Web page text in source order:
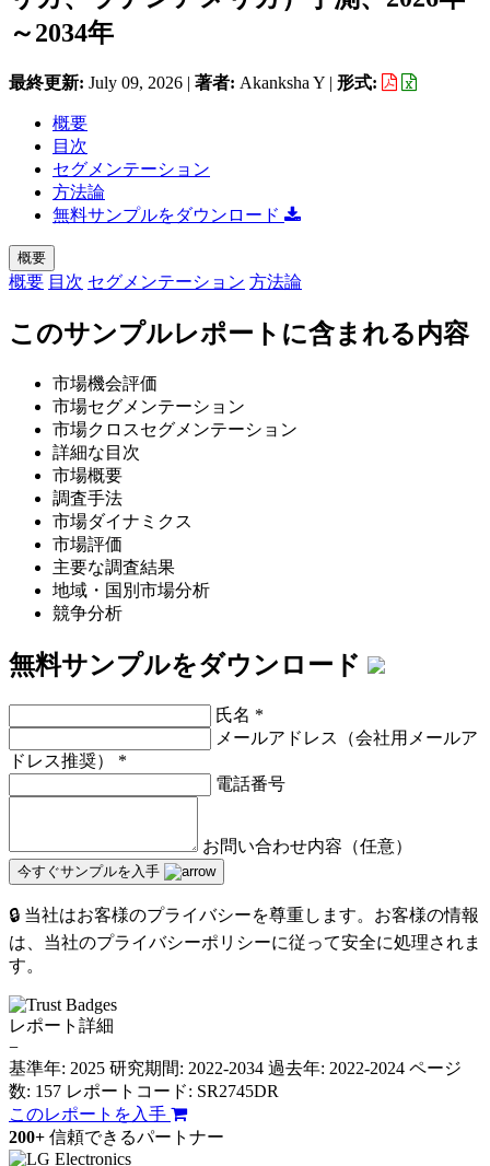
～2034年
最終更新: July 09, 2026 | 著者: Akanksha Y | 形式:
概要
目次
セグメンテーション
方法論
無料サンプルをダウンロード
概要
概要 目次 セグメンテーション 方法論
このサンプルレポートに含まれる内容
市場機会評価
市場セグメンテーション
市場クロスセグメンテーション
詳細な目次
市場概要
調査手法
市場ダイナミクス
市場評価
主要な調査結果
地域・国別市場分析
競争分析
無料サンプルをダウンロード
氏名 *
メールアドレス（会社用メールア
ドレス推奨） *
電話番号
お問い合わせ内容（任意）
今すぐサンプルを入手
🔒 当社はお客様のプライバシーを尊重します。お客様の情報
は、当社のプライバシーポリシーに従って安全に処理されま
す。
レポート詳細
−
基準年: 2025 研究期間: 2022-2034 過去年: 2022-2024 ページ
数: 157 レポートコード: SR2745DR
このレポートを入手
200+ 信頼できるパートナー